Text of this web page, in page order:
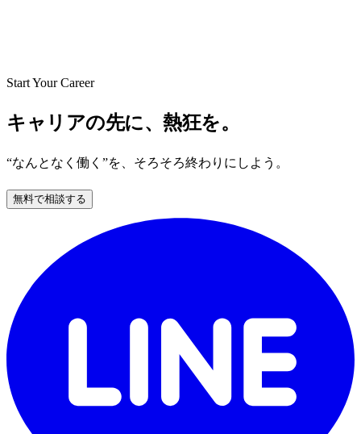
Start Your Career
キャリアの先に、熱狂を。
“なんとなく働く”を、そろそろ終わりにしよう。
無料で相談する